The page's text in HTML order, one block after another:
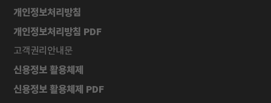
개인정보처리방침
개인정보처리방침 PDF
고객권리안내문
신용정보 활용체제
신용정보 활용체제 PDF